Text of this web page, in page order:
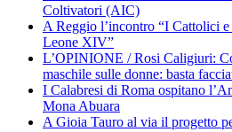
Coltivatori (AIC)
A Reggio l’incontro “I Cattolici
Leone XIV”
L’OPINIONE / Rosi Caligiuri:
maschile sulle donne: basta
I Calabresi di Roma ospitano
Mona Abuara
A Gioia Tauro al via il progetto